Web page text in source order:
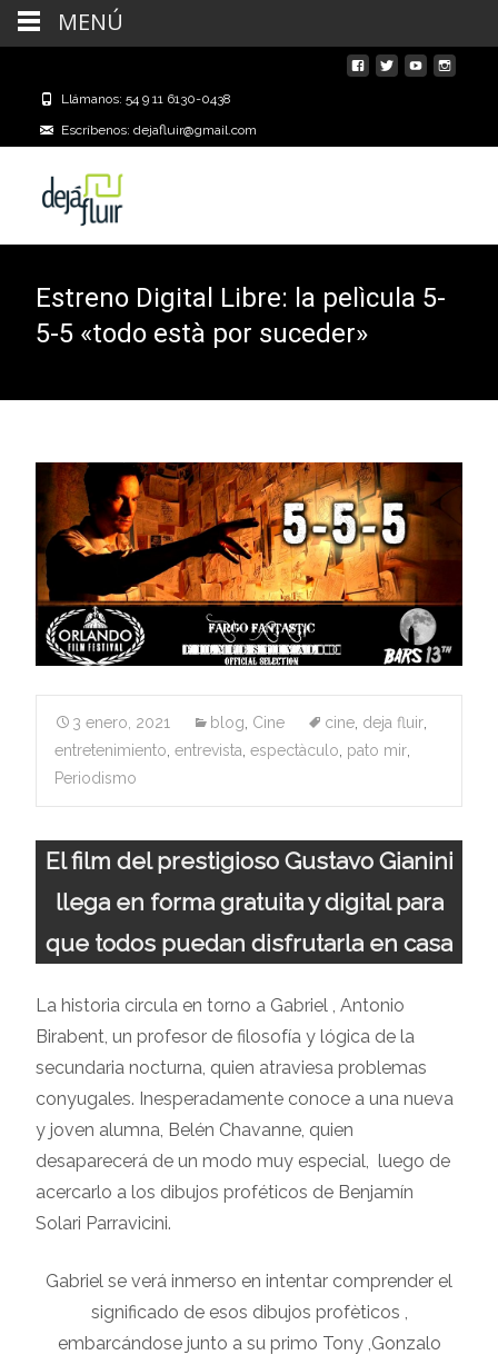
Llámanos: 54 9 11 6130-0438
Escríbenos: dejafluir@gmail.com
Estreno Digital Libre: la pelìcula 5-
5-5 «todo està por suceder»
3 enero, 2021 blog Cine cine deja fluir
entretenimiento entrevista espectàculo pato mir
Periodismo
El film del prestigioso Gustavo Gianini
llega en forma gratuita y digital para
que todos puedan disfrutarla en casa
La historia circula en torno a Gabriel , Antonio
Birabent, un profesor de filosofía y lógica de la
secundaria nocturna, quien atraviesa problemas
conyugales. Inesperadamente conoce a una nueva
y joven alumna, Belén Chavanne, quien
desaparecerá de un modo muy especial, luego de
acercarlo a los dibujos proféticos de Benjamín
Solari Parravicini.
Gabriel se verá inmerso en intentar comprender el
significado de esos dibujos profèticos ,
embarcándose junto a su primo Tony ,Gonzalo
MENÚ